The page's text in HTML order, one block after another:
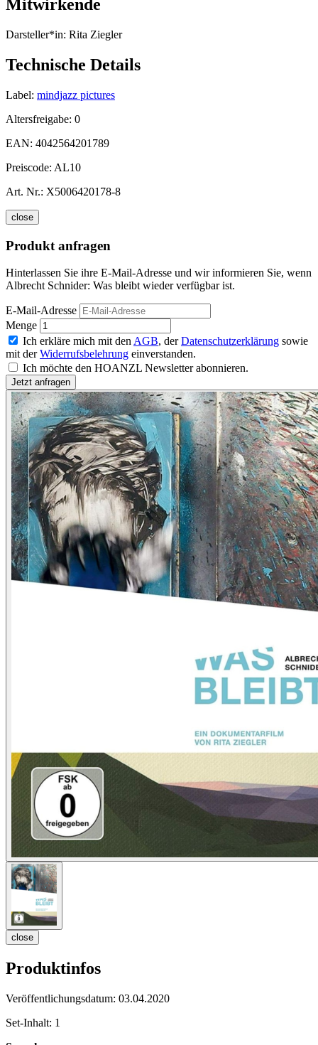
Mitwirkende
Darsteller*in: Rita Ziegler
Technische Details
Label: mindjazz pictures
Altersfreigabe: 0
EAN: 4042564201789
Preiscode: AL10
Art. Nr.: X5006420178-8
close
Produkt anfragen
Hinterlassen Sie ihre E-Mail-Adresse und wir informieren Sie, wenn
Albrecht Schnider: Was bleibt wieder verfügbar ist.
E-Mail-Adresse
Menge
Ich erkläre mich mit den AGB, derDatenschutzerklärung sowie
mit derWiderrufsbelehrung einverstanden.
Ich möchte den HOANZL Newsletter abonnieren.
close
Produktinfos
Veröffentlichungsdatum: 03.04.2020
Set-Inhalt: 1